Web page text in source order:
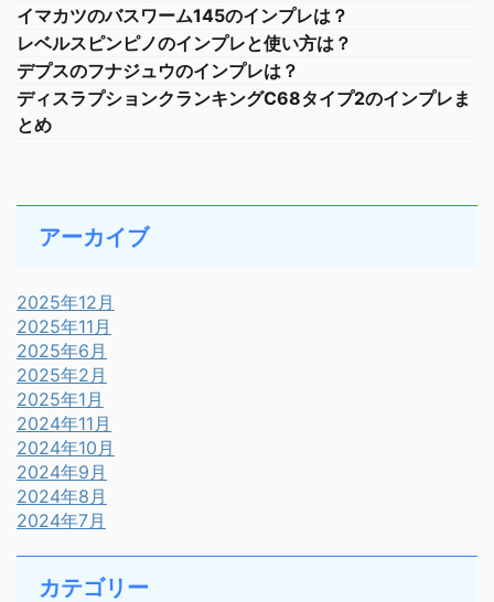
イマカツのバスワーム145のインプレは？
レベルスピンピノのインプレと使い方は？
デプスのフナジュウのインプレは？
ディスラプションクランキングC68タイプ2のインプレま
とめ
アーカイブ
2025年12月
2025年11月
2025年6月
2025年2月
2025年1月
2024年11月
2024年10月
2024年9月
2024年8月
2024年7月
カテゴリー